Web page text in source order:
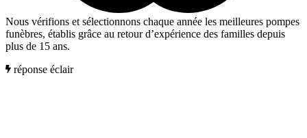
Nous vérifions et sélectionnons chaque année les meilleures pompes
funèbres, établis grâce au retour d’expérience des familles depuis
plus de 15 ans.
réponse éclair